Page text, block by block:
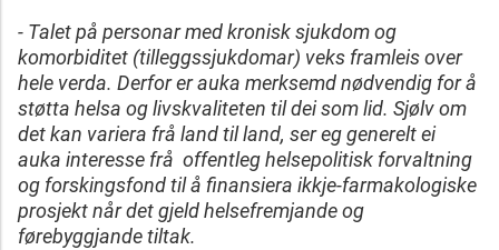
- Talet på personar med kronisk sjukdom og
komorbiditet (tilleggssjukdomar) veks framleis over
hele verda. Derfor er auka merksemd nødvendig for å
støtta helsa og livskvaliteten til dei som lid. Sjølv om
det kan variera frå land til land, ser eg generelt ei
auka interesse frå offentleg helsepolitisk forvaltning
og forskingsfond til å finansiera ikkje-farmakologiske
prosjekt når det gjeld helsefremjande og
førebyggjande tiltak.